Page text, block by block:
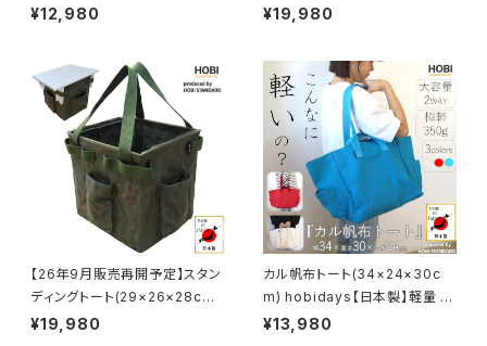
製】プレミアム帆布(シャットル織
厚手大容量トートバッグ メンズ
レディース サスティナブル エコ
薪 ログキャリー ツールボックス
コンテナ 収納 ソロ キャンプ ア
ウトドア レジャー コンパクト 軽
量 鞄 包 bag かばん カジュア
ル キャンバス A4 オシャレ おし
ゃれ [MADE IN JAPAN]
¥12,980
本製】プレミアム帆布(シャットル
行 出張 機内持込 トートバッグ
メンズ レディース サスティナブ
ル エコ ログキャリー ツールボッ
クス コンテナ 収納 ソロ キャン
プ アウトドア レジャー コンパク
ト 軽量 鞄 包 bag かばん カジ
ュアル キャンバス A3 オシャレ
おしゃれ [MADE IN JAPAN]
¥19,980
【26年9月販売再開予定】スタン
ディングトート(29×26×28cm)
【日本製】[HOBI] 上質帆布(粗
¥19,980
カル帆布トート(34×24×30c
m) hobidays【日本製】軽量 大
容量 トートバッグ キャンプ女子
¥13,980